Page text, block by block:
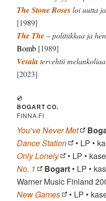
The Stone Rosesloi uutta
[1989]
The The– politiikkaa ja
Bomb [1989]
Vesalatervehtii
[2023]
💿
BOGART CO.
FINNA.FI
You’ve Never Met
Dance Station
• LP •
Only Lonely
• LP •
No. 1
Bogart • LP •
Warner Music Finland
New Games
• LP •